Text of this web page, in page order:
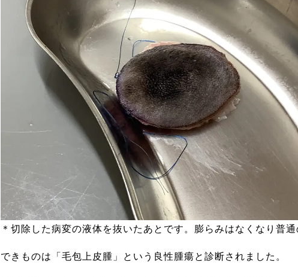
＊切除した病変の液体を抜いたあとです。膨らみはなくなり普
できものは「毛包上皮腫」という良性腫瘍と診断されました。